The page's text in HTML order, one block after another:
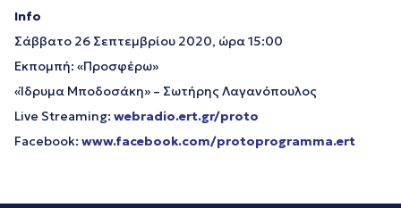
Info
Σάββατο 26 Σεπτεμβρίου 2020, ώρα 15:00
Εκπομπή: «Προσφέρω»
«Ίδρυμα Μποδοσάκη» – Σωτήρης Λαγανόπουλος
Live Streaming: webradio.ert.gr/proto
Facebook: www.facebook.com/protoprogramma.ert